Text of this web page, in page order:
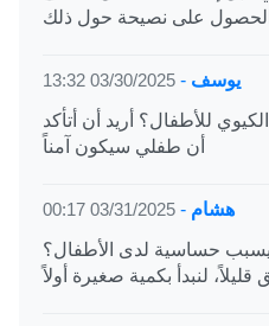
الحصول على نصيحة حول ذلك
يوسف -
03/30/2025 13:32
للأطفال؟ أريد أن أتأكد
أن طفلي سيكون آمناً
هشام -
03/31/2025 00:17
حساسية لدى الأطفال؟